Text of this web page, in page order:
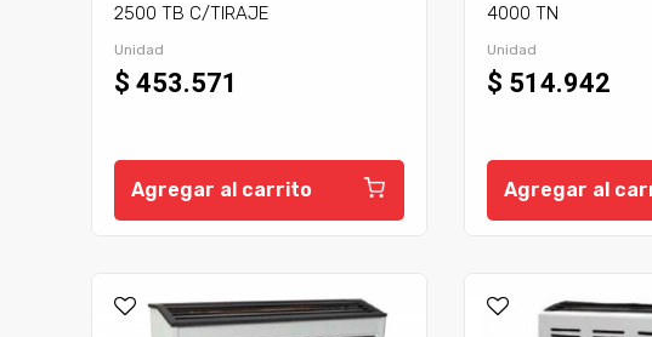
2500 TB C/TIRAJE
Unidad
$ 453.571
Agregar al carrito
4000 TN
Unidad
$ 514.942
Agregar al